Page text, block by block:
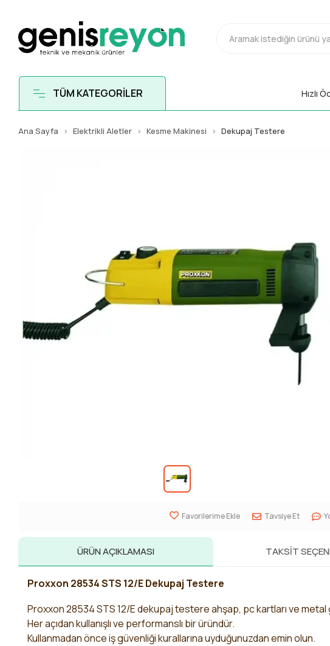
TÜM KATEGORİLER Hızlı
Ana Sayfa Elektrikli Aletler Kesme Makinesi Dekupaj Testere
Favorilerime Ekle Tavsiye Et
ÜRÜN AÇIKLAMASI TAKSIT
Proxxon 28534 STS 12/E Dekupaj Testere
Proxxon 28534 STS 12/E dekupaj testereahşap, pc kartları ve
Her açıdan kullanışlı ve performanslı bir üründür.
Kullanmadan önce iş güvenliği kurallarına uyduğunuzdan emin olun.